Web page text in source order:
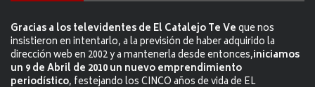
Gracias a los televidentes de El Catalejo Te Veque nos
insistieron en intentarlo, a la previsión de haber adquirido la
dirección web en 2002 y a mantenerla desde entonces,iniciamos
un 9 de Abril de 2010 un nuevo emprendimiento
periodístico, festejando los CINCO años de vida de EL